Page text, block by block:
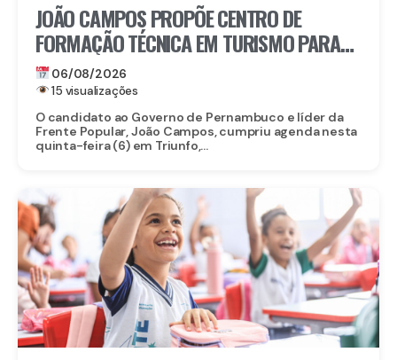
JOÃO CAMPOS PROPÕE CENTRO DE
FORMAÇÃO TÉCNICA EM TURISMO PARA
FORTALECER TRIUNFO
06/08/2026
15 visualizações
O candidato ao Governo de Pernambuco e líder da
Frente Popular, João Campos, cumpriu agenda nesta
quinta-feira (6) em Triunfo,...